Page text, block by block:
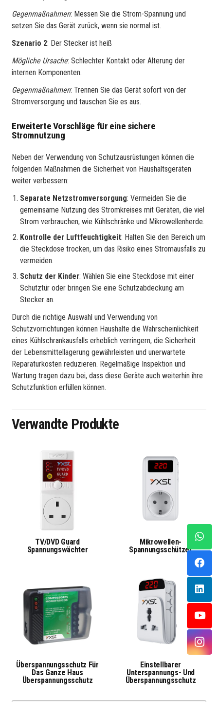
Gegenmaßnahmen: Messen Sie die Strom-Spannung und
setzen Sie das Gerät zurück, wenn sie normal ist.
Szenario 2: Der Stecker ist heiß
Mögliche Ursache: Schlechter Kontakt oder Alterung der
internen Komponenten.
Gegenmaßnahmen: Trennen Sie das Gerät sofort von der
Stromversorgung und tauschen Sie es aus.
Erweiterte Vorschläge für eine sichere
Stromnutzung
Neben der Verwendung von Schutzausrüstungen können die
folgenden Maßnahmen die Sicherheit von Haushaltsgeräten
weiter verbessern:
Separate Netzstromversorgung: Vermeiden Sie die
gemeinsame Nutzung des Stromkreises mit Geräten, die viel
Strom verbrauchen, wie Kühlschränke und Mikrowellenherde.
Kontrolle der Luftfeuchtigkeit: Halten Sie den Bereich um
die Steckdose trocken, um das Risiko eines Stromausfalls zu
vermeiden.
Schutz der Kinder: Wählen Sie eine Steckdose mit einer
Schutztür oder bringen Sie eine Schutzabdeckung am
Stecker an.
Durch die richtige Auswahl und Verwendung von
Schutzvorrichtungen können Haushalte die Wahrscheinlichkeit
eines Kühlschrankausfalls erheblich verringern, die Sicherheit
der Lebensmittellagerung gewährleisten und unerwartete
Reparaturkosten reduzieren. Regelmäßige Inspektion und
Wartung tragen dazu bei, dass diese Geräte auch weiterhin ihre
Schutzfunktion erfüllen können.
Verwandte Produkte
TV/DVD Guard
Spannungswächter
Mikrowellen-
Spannungsschützer
Überspannungsschutz Für
Das Ganze Haus
Überspannungsschutz
Einstellbarer
Unterspannungs- Und
Überspannungsschutz